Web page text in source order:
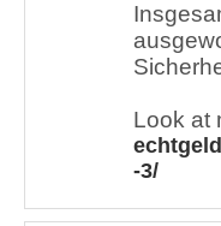
Look at
-3/